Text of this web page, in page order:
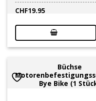
CHF19.95
Büchse
Bye Bike (1